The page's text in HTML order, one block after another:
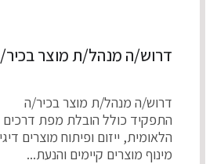
דרוש/ה מנהל/ת מוצר
דרוש/ה מנהל/ת מוצר בכיר/ה
התפקיד כולל הובלת מפת
הלאומית, ייזום ופיתוח מוצרים
מינוף מוצרים קיימים והנעת...